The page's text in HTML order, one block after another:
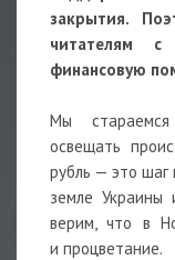
закрытия.
читателям с
финансовую
Мы
освещать
рубль — это шаг
земле Украины
верим, что в
и процветание.